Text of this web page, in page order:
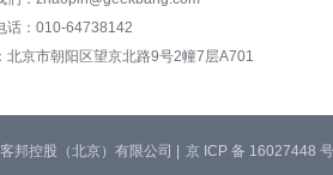
话：010-64738142
北京市朝阳区望京北路9号2幢7层A701
控股（北京）有限公司 | 京 ICP 备 16027448